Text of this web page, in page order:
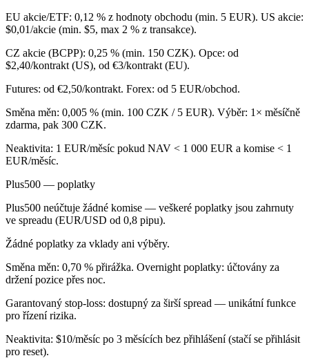
EU akcie/ETF: 0,12 % z hodnoty obchodu (min. 5 EUR). US akcie:
$0,01/akcie (min. $5, max 2 % z transakce).
CZ akcie (BCPP): 0,25 % (min. 150 CZK). Opce: od
$2,40/kontrakt (US), od €3/kontrakt (EU).
Futures: od €2,50/kontrakt. Forex: od 5 EUR/obchod.
Směna měn: 0,005 % (min. 100 CZK / 5 EUR). Výběr: 1× měsíčně
zdarma, pak 300 CZK.
Neaktivita: 1 EUR/měsíc pokud NAV < 1 000 EUR a komise < 1
EUR/měsíc.
Plus500 — poplatky
Plus500 neúčtuje žádné komise — veškeré poplatky jsou zahrnuty
ve spreadu (EUR/USD od 0,8 pipu).
Žádné poplatky za vklady ani výběry.
Směna měn: 0,70 % přirážka. Overnight poplatky: účtovány za
držení pozice přes noc.
Garantovaný stop-loss: dostupný za širší spread — unikátní funkce
pro řízení rizika.
Neaktivita: $10/měsíc po 3 měsících bez přihlášení (stačí se přihlásit
pro reset).